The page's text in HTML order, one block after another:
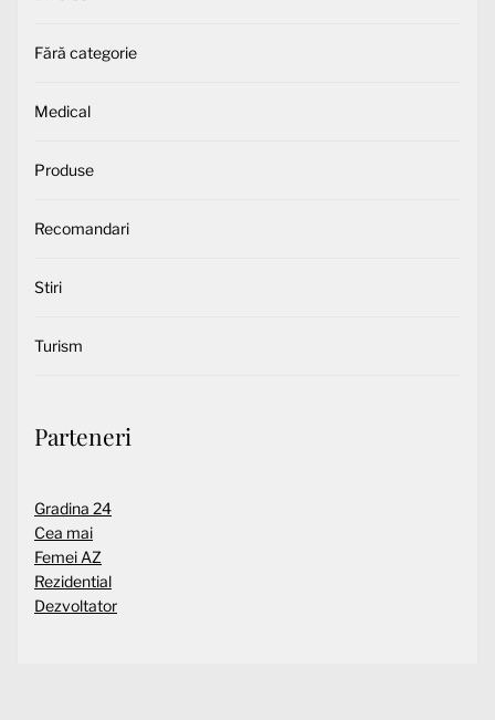
Fără categorie
Medical
Produse
Recomandari
Stiri
Turism
Parteneri
Gradina 24
Cea mai
Femei AZ
Rezidential
Dezvoltator